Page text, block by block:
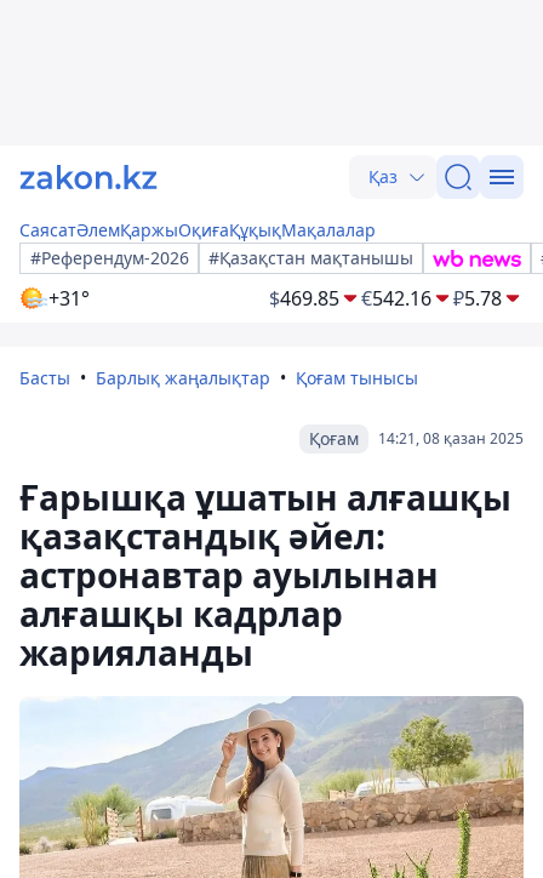
Қаз
СаясатӘлемҚаржыОқиғаҚұқықМақалалар
#Референдум-2026
#Қазақстан мақтанышы
+31° $469.85 €542.16 ₽5.78
Басты Барлық жаңалықтар Қоғам тынысы
14:21, 08 қазан 2025
Қоғам
Ғарышқа ұшатын алғашқы
қазақстандық әйел:
астронавтар ауылынан
алғашқы кадрлар
жарияланды